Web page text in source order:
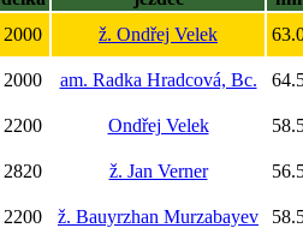
2000 ž. Ondřej Velek
2000 am. Radka Hradcová, Bc.
2200 Ondřej Velek
2820 ž. Jan Verner
2200 ž. Bauyrzhan Murzabayev